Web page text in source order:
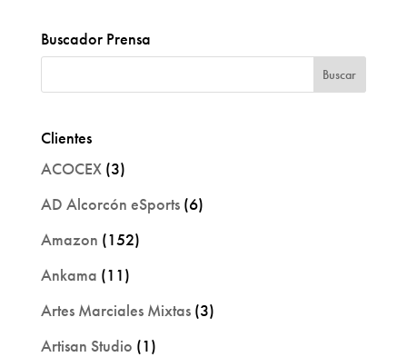
Buscador Prensa
Clientes
ACOCEX(3)
AD Alcorcón eSports(6)
Amazon (152)
Ankama (11)
Artes Marciales Mixtas(3)
Artisan Studio (1)